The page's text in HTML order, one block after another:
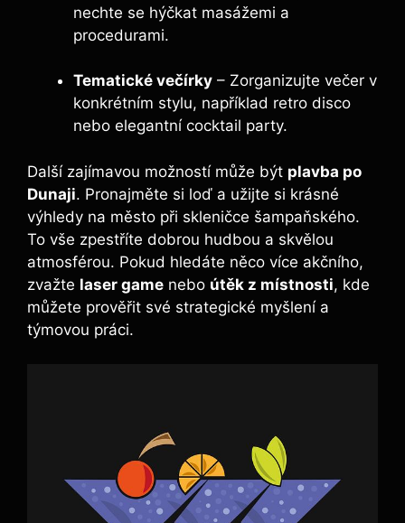
nechte se hýčkat masážemi a
procedurami.
Tematické večírky – Zorganizujte večer v
konkrétním stylu, například retro disco
nebo elegantní cocktail party.
Další zajímavou možností může být plavba po
Dunaji. Pronajměte si loď a užijte si krásné
výhledy na město při skleničce šampaňského.
To vše zpestříte dobrou hudbou a skvělou
atmosférou. Pokud hledáte něco více akčního,
zvažte laser game nebo útěk z místnosti, kde
můžete prověřit své strategické myšlení a
týmovou práci.